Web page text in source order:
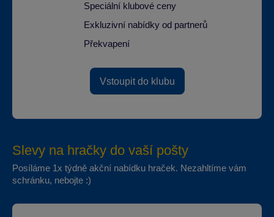
Speciální klubové ceny
Exkluzivní nabídky od partnerů
Překvapení
Vstoupit do klubu
Slevy na hračky do vaší pošty
Posíláme 1x týdně akční nabídku hraček. Nezahltíme vám
schránku, nebojte :)